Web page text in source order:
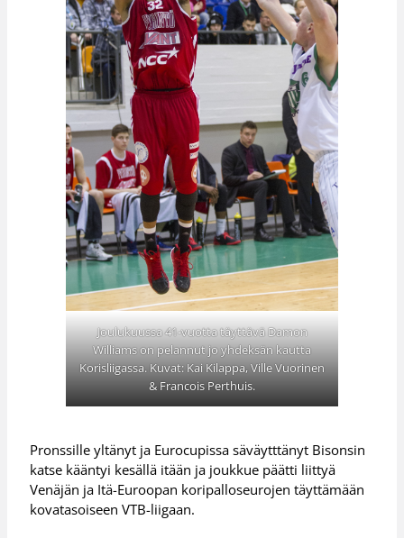
Joulukuussa 41-vuotta täyttävä Damon
Williams on pelannut jo yhdeksän kautta
Korisliigassa. Kuvat: Kai Kilappa, Ville Vuorinen
& Francois Perthuis.
Pronssille yltänyt ja Eurocupissa säväytttänyt Bisonsin
katse kääntyi kesällä itään ja joukkue päätti liittyä
Venäjän ja Itä-Euroopan koripalloseurojen täyttämään
kovatasoiseen VTB-liigaan.